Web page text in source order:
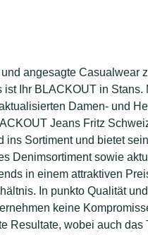
angesagte Casualwear
ist Ihr BLACKOUT in Stans.
Damen- und
Jeans Fritz
ins Sortiment und bietet
Denimsortiment sowie
in einem attraktiven
In punkto Qualität
keine
Resultate, wobei auch das